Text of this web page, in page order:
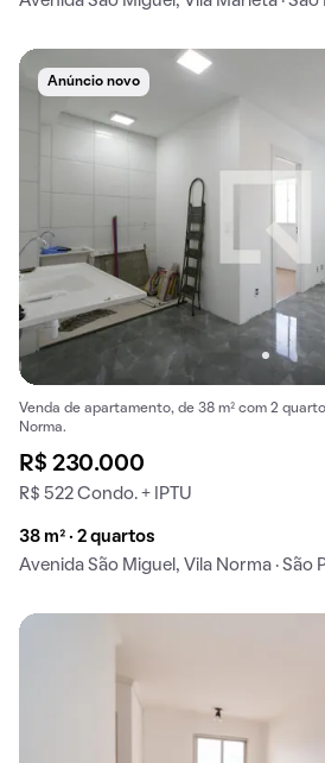
Anúncio novo
Venda de apartamento, de 38 m² com 2
Norma.
R$ 230.000
R$ 522 Condo. + IPTU
38 m² · 2 quartos
Avenida São Miguel, Vila Norma · São